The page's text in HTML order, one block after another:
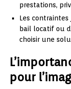
prestations,
Les
bail locatif ou
choisir une
pour